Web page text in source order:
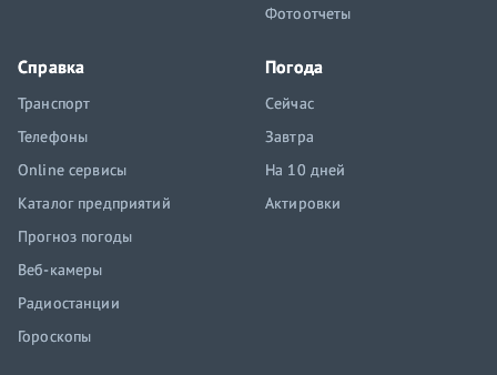
Фотоотчеты
Справка
Транспорт
Телефоны
Online сервисы
Каталог предприятий
Прогноз погоды
Веб-камеры
Радиостанции
Гороскопы
Погода
Сейчас
Завтра
На 10 дней
Актировки